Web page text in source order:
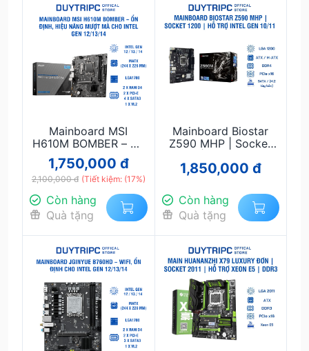
Mainboard MSI
H610M BOMBER – Ổn
định, hiệu năng mượt
mà cho Intel Gen
12/13/14
1,750,000 đ
2,100,000 đ (Tiết kiệm: (17%)
Còn hàng
Quà tặng
Mainboard Biostar
Z590 MHP | Socket
Gen 10/11 | DDR4 |
PCIe 4.0 | Gaming &
Workstation
1,850,000 đ
Còn hàng
Quà tặng